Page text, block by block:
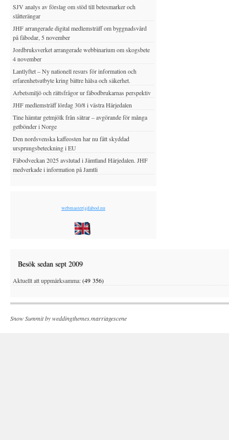
SJV analys av förslag om stöd till betesmarker och
slåtterängar
JHF arrangerade digital medlemsträff om byggnadsvård
på fäbodar, 5 november
Jordbruksverket arrangerade webbinarium om skogsbete
4 november
Lantlyftet – Ny nationell resurs för information och
erfarenhetsutbyte kring bättre hälsa och säkerhet.
Arbetsmiljö och rättsfrågor ur fäbodbrukarnas perspektiv
JHF medlemsträff lördag 30/8 i västra Härjedalen
Tine hämtar getmjölk från sätrar – avgörande för många
getbönder i Norge
Den nordsvenska kaffeosten har nu fått skyddad
ursprungsbeteckning i EU
Fäbodveckan 2025 avslutad i Jämtland Härjedalen. JHF
medverkade i information på Jamtli
webmaster(a)fabod.nu
Besök sedan sept 2009
Aktuellt att uppmärksamma:(49 356)
Snow Summit byweddingthemes.marriagescene